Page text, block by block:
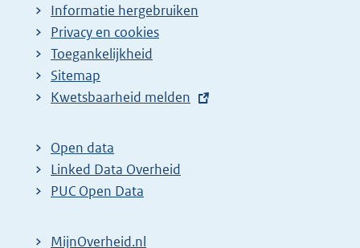
Informatie hergebruiken
Privacy en cookies
Toegankelijkheid
Sitemap
E
t
e
r
Kwetsbaarheid melden
Open data
Linked Data Overheid
PUC Open Data
MijnOverheid.nl